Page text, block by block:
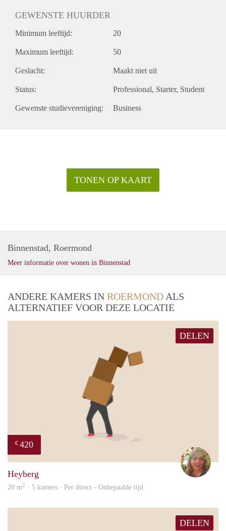
GEWENSTE HUURDER
Minimum leeftijd: 20
Maximum leeftijd: 50
Geslacht: Maakt niet uit
Status: Professional Starter Student
Gewenste studievereniging: Business
TONEN OP KAART
Binnenstad, Roermond
Meer informatie over wonen in Binnenstad
ANDERE KAMERS IN ROERMOND ALS
ALTERNATIEF VOOR DEZE LOCATIE
DELEN
€ 420
Heyberg
20 m2 · 5 kamers · Per direct - Onbepaalde tijd
DELEN